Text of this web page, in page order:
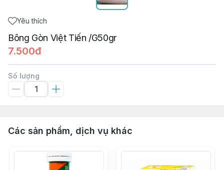
Yêu thích
Bông Gòn Việt Tiến /G50gr
7.500đ
Số lượng
Các sản phẩm, dịch vụ khác